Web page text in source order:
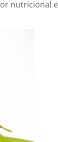
nutricional